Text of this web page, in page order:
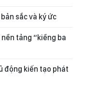
sắc và ký ức
tảng “kiềng ba
động kiến tạo phát